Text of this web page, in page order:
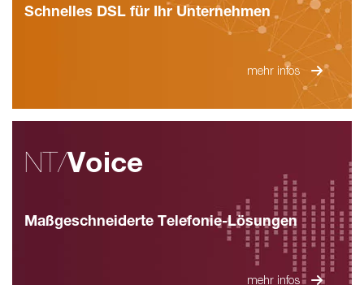
Schnelles DSL für Ihr Unternehmen
mehr infos
NT/Voice
Maßgeschneiderte Telefonie-Lösungen
mehr infos